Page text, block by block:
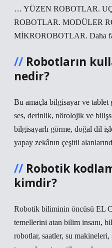
… YÜZEN ROBOTLAR.
ROBOTLAR. MODÜLER
MİKROROBOTLAR. Daha
Robotların
nedir?
Bu amaçla bilgisayar ve tablet
ses, derinlik, nörolojik ve
bilgisayarlı görme, doğal dil
yapay zekânın çeşitli
Robotik
kimdir?
Robotik biliminin öncüsü EL
temellerini atan bilim insanı,
robotlar, saatler, su